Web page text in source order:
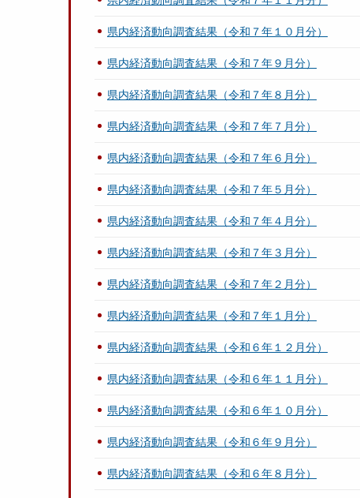
県内経済動向調査結果（令和７年１０月分）
県内経済動向調査結果（令和７年９月分）
県内経済動向調査結果（令和７年８月分）
県内経済動向調査結果（令和７年７月分）
県内経済動向調査結果（令和７年６月分）
県内経済動向調査結果（令和７年５月分）
県内経済動向調査結果（令和７年４月分）
県内経済動向調査結果（令和７年３月分）
県内経済動向調査結果（令和７年２月分）
県内経済動向調査結果（令和７年１月分）
県内経済動向調査結果（令和６年１２月分）
県内経済動向調査結果（令和６年１１月分）
県内経済動向調査結果（令和６年１０月分）
県内経済動向調査結果（令和６年９月分）
県内経済動向調査結果（令和６年８月分）